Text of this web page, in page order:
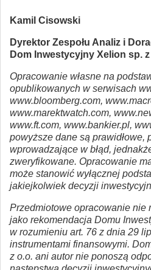
Kamil Cisowski
Dyrektor Zespołu Analiz i
Dom Inwestycyjny Xelion sp.
Opracowanie własne na
opublikowanych w serwisach
www.bloomberg.com,
www.marektwatch.com,
www.ft.com, www.bankier.pl,
powyższe dane są prawidłowe,
wprowadzające w błąd,
zweryfikowane. Opracowanie
może stanowić wyłącznej
jakiejkolwiek decyzji
Przedmiotowe opracowanie nie
jako rekomendacja Domu
w rozumieniu art. 76 z dnia 29
instrumentami finansowymi.
z o.o. ani autor nie ponoszą